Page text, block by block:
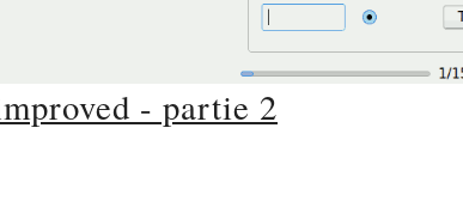
- partie 2